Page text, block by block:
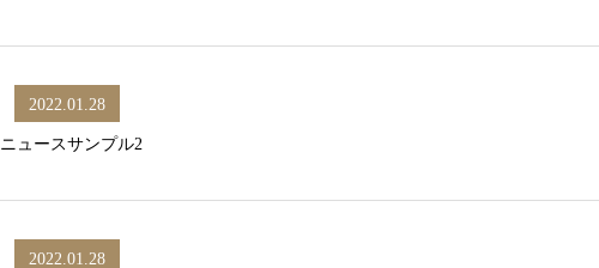
2022.01.28
ニュースサンプル2
2022.01.28